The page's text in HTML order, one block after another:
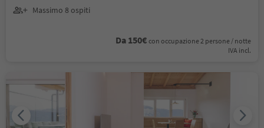
Massimo 8 ospiti
Da 150€ con occupazione 2 persone / notte
IVA incl.